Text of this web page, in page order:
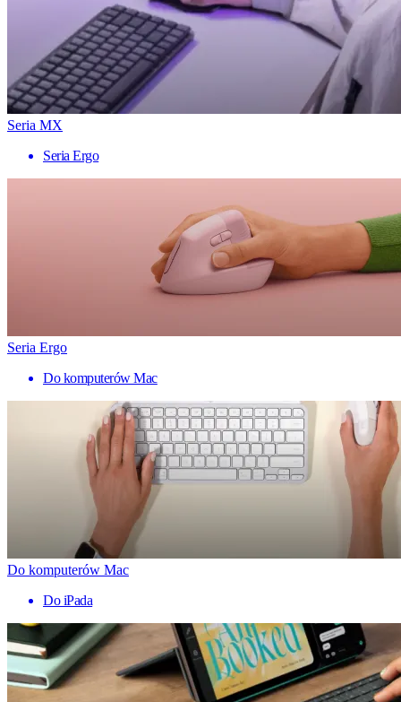
Seria MX
Seria Ergo
Seria Ergo
Do komputerów Mac
Do komputerów Mac
Do iPada